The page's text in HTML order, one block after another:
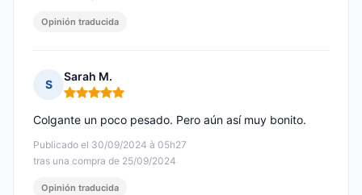
Opinión traducida
S
Sarah M.
Nota: 5 de 5
Publicado el 30/09/2024 à 05h27
tras una compra de 25/09/2024
Colgante un poco pesado. Pero aún así muy bonito.
Opinión traducida